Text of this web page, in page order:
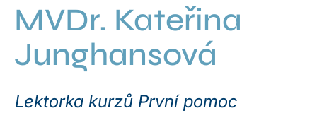
MVDr. Kateřina
Junghansová
Lektorka kurzů První pomoc